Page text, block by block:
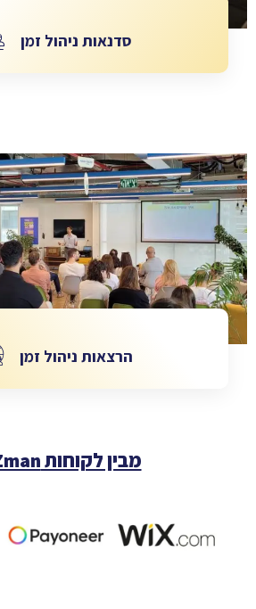
סדנאות ניהול זמן
סדנאות
הרצאות ניהול זמן
מבין לקוחות N-Zman